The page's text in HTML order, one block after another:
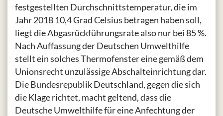
festgestellten Durchschnittstemperatur, die im
Jahr 2018 10,4 Grad Celsius betragen haben soll,
liegt die Abgasrückführungsrate also nur bei 85 %.
Nach Auffassung der Deutschen Umwelthilfe
stellt ein solches Thermofenster eine gemäß dem
Unionsrecht unzulässige Abschalteinrichtung dar.
Die Bundesrepublik Deutschland, gegen die sich
die Klage richtet, macht geltend, dass die
Deutsche Umwelthilfe für eine Anfechtung der